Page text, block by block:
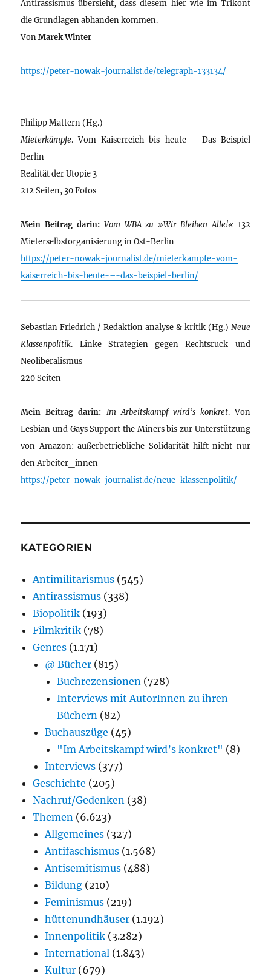
Antirassismus übersieht, dass diesem hier wie im Trikont
die Grundlagen abhanden kommen.
VonMarek Winter
https://peter-nowak-journalist.de/telegraph-133134/
Philipp Mattern (Hg.)
Mieterkämpfe. Vom Kaiserreich bis heute – Das Beispiel
Berlin
Realität der Utopie 3
212 Seiten, 30 Fotos
Mein Beitrag darin: Vom WBA zu »Wir Bleiben Alle!« 132
Mieterselbstorganisierung in Ost-Berlin
https://peter-nowak-journalist.de/mieterkampfe-vom-
kaiserreich-bis-heute-–-das-beispiel-berlin/
Sebastian Friedrich / Redaktion analyse & kritik (Hg.) Neue
Klassenpolitik. Linke Strategien gegen Rechtsruck und
Neoliberalismus
220 Seiten
Mein Beitrag darin: Im Arbeitskampf wird’s konkret. Von
Lesbian und Gays Support the Miners bis zur Unterstützung
von Amazon: außerbetriebliche Solidarität hilft nicht nur
den Arbeiter_innen
https://peter-nowak-journalist.de/neue-klassenpolitik/
KATEGORIEN
Antimilitarismus (545)
Antirassismus (338)
Biopolitik (193)
Filmkritik (78)
Genres (1.171)
@ Bücher (815)
Buchrezensionen (728)
Interviews mit AutorInnen zu ihren
Büchern (82)
Buchauszüge (45)
"Im Arbeitskampf wird’s konkret" (8)
Interviews (377)
Geschichte (205)
Nachruf/Gedenken (38)
Themen (6.623)
Allgemeines (327)
Antifaschismus (1.568)
Antisemitismus (488)
Bildung (210)
Feminismus (219)
hüttenundhäuser (1.192)
Innenpolitik (3.282)
International (1.843)
Kultur (679)